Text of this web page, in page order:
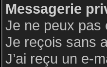
Messagerie
Je ne peux pas
Je reçois sans
J’ai reçu un e-